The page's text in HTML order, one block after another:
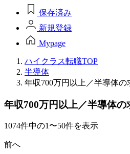
保存済み
新規登録
Mypage
ハイクラス転職TOP
半導体
年収700万円以上／半導体の
年収700万円以上／半導体の
1074件中の1〜50件を表示
前へ